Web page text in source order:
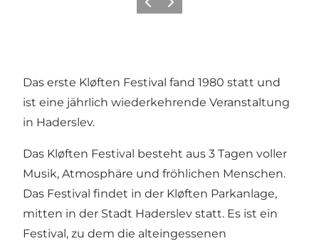
ZurückWeiter
Das erste Kløften Festival fand 1980 statt und
ist eine jährlich wiederkehrende Veranstaltung
in Haderslev.
Das Kløften Festival besteht aus 3 Tagen voller
Musik, Atmosphäre und fröhlichen Menschen.
Das Festival findet in der Kløften Parkanlage,
mitten in der Stadt Haderslev statt. Es ist ein
Festival, zu dem die alteingessenen